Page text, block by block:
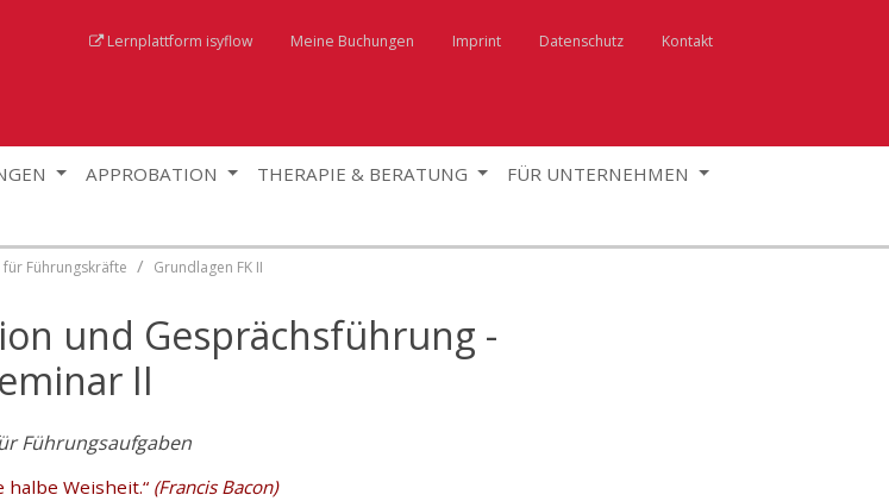
Lernplattform isyflow Meine Buchungen Imprint Datenschutz Kontakt
APPROBATION THERAPIE & BERATUNG FÜR UNTERNEHMEN
Führungskräfte Grundlagen FK II
und Gesprächsführung -
II
Führungsaufgaben
Weisheit.“ (Francis Bacon)